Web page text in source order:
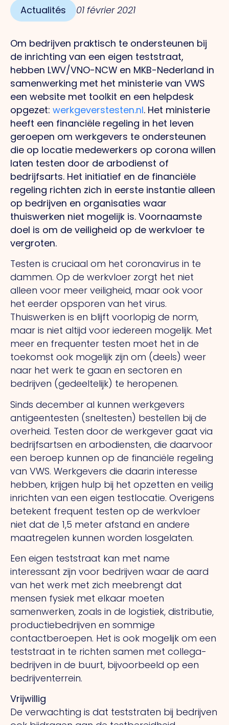
Actualités 01 février 2021
Om bedrijven praktisch te ondersteunen bij
de inrichting van een eigen teststraat,
hebben LWV/VNO-NCW en MKB-Nederland in
samenwerking met het ministerie van VWS
een website met toolkit en een helpdesk
opgezet: werkgeverstesten.nl. Het ministerie
heeft een financiële regeling in het leven
geroepen om werkgevers te ondersteunen
die op locatie medewerkers op corona willen
laten testen door de arbodienst of
bedrijfsarts. Het initiatief en de financiële
regeling richten zich in eerste instantie alleen
op bedrijven en organisaties waar
thuiswerken niet mogelijk is. Voornaamste
doel is om de veiligheid op de werkvloer te
vergroten.
Testen is cruciaal om het coronavirus in te
dammen. Op de werkvloer zorgt het niet
alleen voor meer veiligheid, maar ook voor
het eerder opsporen van het virus.
Thuiswerken is en blijft voorlopig de norm,
maar is niet altijd voor iedereen mogelijk. Met
meer en frequenter testen moet het in de
toekomst ook mogelijk zijn om (deels) weer
naar het werk te gaan en sectoren en
bedrijven (gedeeltelijk) te heropenen.
Sinds december al kunnen werkgevers
antigeentesten (sneltesten) bestellen bij de
overheid. Testen door de werkgever gaat via
bedrijfsartsen en arbodiensten, die daarvoor
een beroep kunnen op de financiële regeling
van VWS. Werkgevers die daarin interesse
hebben, krijgen hulp bij het opzetten en veilig
inrichten van een eigen testlocatie. Overigens
betekent frequent testen op de werkvloer
niet dat de 1,5 meter afstand en andere
maatregelen kunnen worden losgelaten.
Een eigen teststraat kan met name
interessant zijn voor bedrijven waar de aard
van het werk met zich meebrengt dat
mensen fysiek met elkaar moeten
samenwerken, zoals in de logistiek, distributie,
productiebedrijven en sommige
contactberoepen. Het is ook mogelijk om een
teststraat in te richten samen met collega-
bedrijven in de buurt, bijvoorbeeld op een
bedrijventerrein.
Vrijwillig
De verwachting is dat teststraten bij bedrijven